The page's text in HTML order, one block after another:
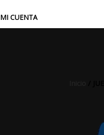
MI CUENTA